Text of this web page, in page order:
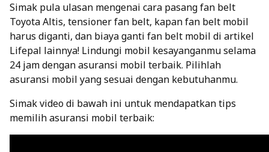
Simak pula ulasan mengenai cara pasang fan belt
Toyota Altis, tensioner fan belt, kapan fan belt mobil
harus diganti, dan biaya ganti fan belt mobil di artikel
Lifepal lainnya! Lindungi mobil kesayanganmu selama
24 jam denganasuransi mobil terbaik. Pilihlah
asuransi mobil yang sesuai dengan kebutuhanmu.
Simak video di bawah ini untuk mendapatkan tips
memilih asuransi mobil terbaik: